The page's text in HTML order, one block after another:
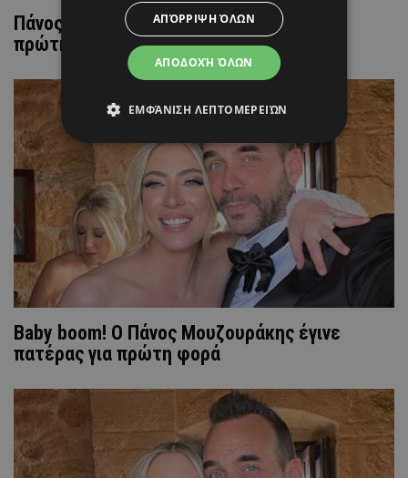
Πάνος Μουζουράκης-Μαριλού Κόζαρη: Η
πρώτη φωτογραφία από το μαιευτήριο
Baby boom! Ο Πάνος Μουζουράκης έγινε
πατέρας για πρώτη φορά
ΑΠΟΔΟΧΉ ΌΛΩΝ
ΑΠΌΡΡΙΨΗ ΌΛΩΝ
ΕΜΦΆΝΙΣΗ ΛΕΠΤΟΜΕΡΕΙΏΝ